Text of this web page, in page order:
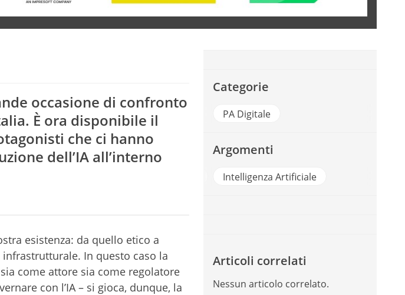
occasione di confronto
È ora disponibile il
che ci hanno
dell’IA all’interno
esistenza: da quello etico a
In questo caso la
come attore sia come regolatore
con l’IA – si gioca, dunque, la
Categorie
PA Digitale
Argomenti
Intelligenza Artificiale
Articoli correlati
Nessun articolo correlato.